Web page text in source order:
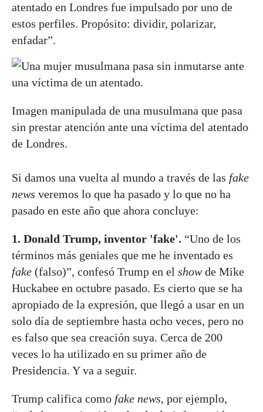
atentado en Londres fue impulsado por uno de
estos perfiles. Propósito: dividir, polarizar,
enfadar”.
Imagen manipulada de una musulmana que pasa
sin prestar atención ante una víctima del atentado
de Londres.
Si damos una vuelta al mundo a través de las fake
news veremos lo que ha pasado y lo que no ha
pasado en este año que ahora concluye:
1. Donald Trump, inventor 'fake'. “Uno de los
términos más geniales que me he inventado es
fake (falso)”, confesó Trump en el show de Mike
Huckabee en octubre pasado. Es cierto que se ha
apropiado de la expresión, que llegó a usar en un
solo día de septiembre hasta ocho veces, pero no
es falso que sea creación suya. Cerca de 200
veces lo ha utilizado en su primer año de
Presidencia. Y va a seguir.
Trump califica como fake news, por ejemplo,